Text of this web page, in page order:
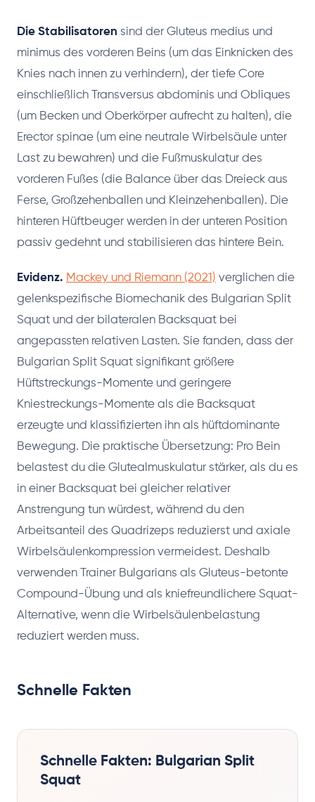
Die Stabilisatoren sind der Gluteus medius und
minimus des vorderen Beins (um das Einknicken des
Knies nach innen zu verhindern), der tiefe Core
einschließlich Transversus abdominis und Obliques
(um Becken und Oberkörper aufrecht zu halten), die
Erector spinae (um eine neutrale Wirbelsäule unter
Last zu bewahren) und die Fußmuskulatur des
vorderen Fußes (die Balance über das Dreieck aus
Ferse, Großzehenballen und Kleinzehenballen). Die
hinteren Hüftbeuger werden in der unteren Position
passiv gedehnt und stabilisieren das hintere Bein.
Evidenz. Mackey und Riemann (2021) verglichen die
gelenkspezifische Biomechanik des Bulgarian Split
Squat und der bilateralen Backsquat bei
angepassten relativen Lasten. Sie fanden, dass der
Bulgarian Split Squat signifikant größere
Hüftstreckungs-Momente und geringere
Kniestreckungs-Momente als die Backsquat
erzeugte und klassifizierten ihn als hüftdominante
Bewegung. Die praktische Übersetzung: Pro Bein
belastest du die Glutealmuskulatur stärker, als du es
in einer Backsquat bei gleicher relativer
Anstrengung tun würdest, während du den
Arbeitsanteil des Quadrizeps reduzierst und axiale
Wirbelsäulenkompression vermeidest. Deshalb
verwenden Trainer Bulgarians als Gluteus-betonte
Compound-Übung und als kniefreundlichere Squat-
Alternative, wenn die Wirbelsäulenbelastung
reduziert werden muss.
Schnelle Fakten
Schnelle Fakten: Bulgarian Split
Squat